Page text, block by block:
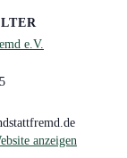
e.V.
anzeigen